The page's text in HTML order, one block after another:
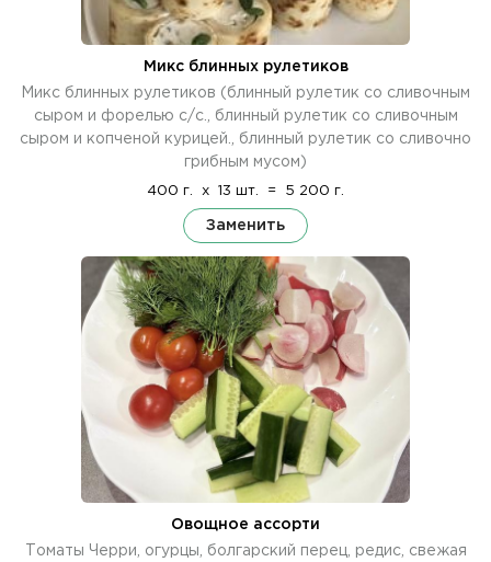
Микс блинных рулетиков
Микс блинных рулетиков (блинный рулетик со сливочным
сыром и форелью с/с., блинный рулетик со сливочным
сыром и копченой курицей., блинный рулетик со сливочно
грибным мусом)
400 г. x 13 шт. = 5 200 г.
Заменить
Овощное ассорти
Томаты Черри, огурцы, болгарский перец, редис, свежая